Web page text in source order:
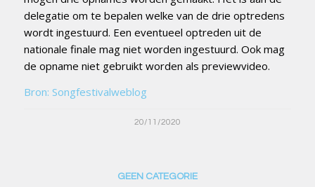
delegatie om te bepalen welke van de drie optredens
wordt ingestuurd. Een eventueel optreden uit de
nationale finale mag niet worden ingestuurd. Ook mag
de opname niet gebruikt worden als previewvideo.
Bron: Songfestivalweblog
20/11/2020
GEEN CATEGORIE